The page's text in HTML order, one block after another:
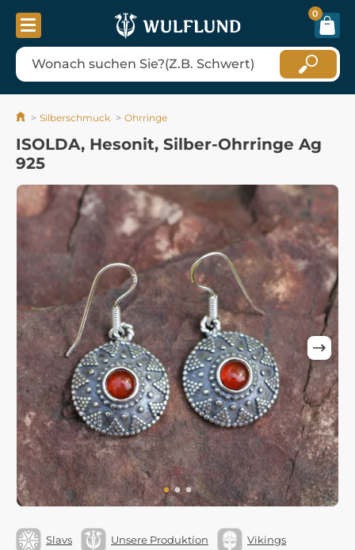
0
Silberschmuck Ohrringe
ISOLDA, Hesonit, Silber-Ohrringe Ag
925
Slavs Unsere Produktion Vikings